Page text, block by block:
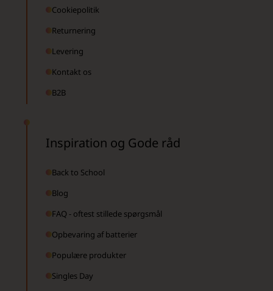
Cookiepolitik
Returnering
Levering
Kontakt os
B2B
Inspiration og Gode råd
Back to School
Blog
FAQ - oftest stillede spørgsmål
Opbevaring af batterier
Populære produkter
Singles Day